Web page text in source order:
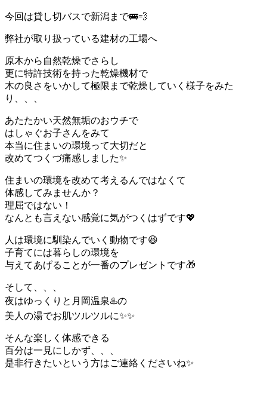
今回は貸し切バスで新潟まで🚌💨
弊社が取り扱っている建材の工場へ
原木から自然乾燥でさらし
更に特許技術を持った乾燥機材で
木の良さをいかして極限まで乾燥していく様子をみた
り、、、
あたたかい天然無垢のおウチで
はしゃぐお子さんをみて
本当に住まいの環境って大切だと
改めてつくづ痛感しました✨
住まいの環境を改めて考えるんではなくて
体感してみませんか？
理屈ではない！
なんとも言えない感覚に気がつくはずです💖
人は環境に馴染んでいく動物です😆
子育てには暮らしの環境を
与えてあげることが一番のプレゼントです🎁
そして、、、
夜はゆっくりと月岡温泉♨️の
美人の湯でお肌ツルツルに✨✨
そんな楽しく体感できる
百分は一見にしかず、、、
是非行きたいという方はご連絡くださいね✨